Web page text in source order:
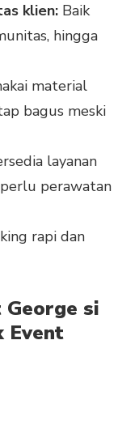
klien: Baik
hingga
material
bagus meski
layanan
perawatan
rapi dan
George si
Event